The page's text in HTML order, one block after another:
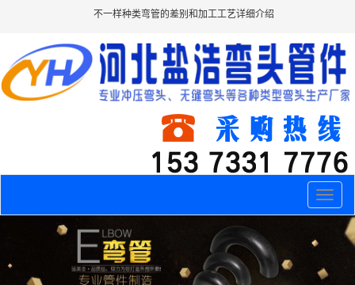
不一样种类弯管的差别和加工工艺详细介绍
Toggle